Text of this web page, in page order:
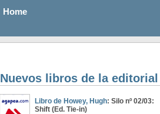
Home
Nuevos libros de la
Libro de Howey, Hugh: Silo nº 02/03:
Shift (Ed. Tie-in)